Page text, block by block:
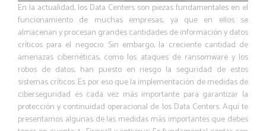
En la actualidad, los Data Centers son piezas fundamentales en el
funcionamiento de muchas empresas, ya que en ellos se
almacenan y procesan grandes cantidades de información y datos
críticos para el negocio. Sin embargo, la creciente cantidad de
amenazas cibernéticas, como los ataques de ransomware y los
robos de datos, han puesto en riesgo la seguridad de estos
sistemas críticos. Es por eso que la implementación de medidas de
ciberseguridad es cada vez más importante para garantizar la
protección y continuidad operacional de los Data Centers. Aquí te
presentamos algunas de las medidas más importantes que debes